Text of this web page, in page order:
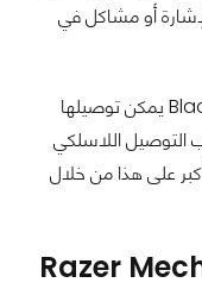
أو مشاكل في
بالرغم من ذلك، فاللوحة Blackwidow V3 Pro يمكن توصيلها
التوصيل اللاسلكي
على هذا من خلال